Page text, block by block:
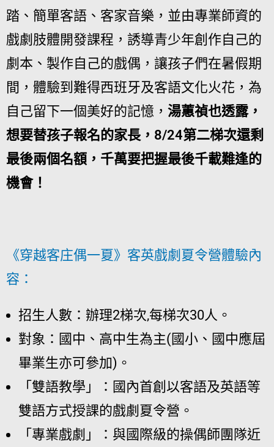
踏、簡單客語、客家音樂，並由專業師資的
戲劇肢體開發課程，誘導青少年創作自己的
劇本、製作自己的戲偶，讓孩子們在暑假期
間，體驗到難得西班牙及客語文化火花，為
自己留下一個美好的記憶， 湯蕙禎也透露，
想要替孩子報名的家長，8/24第二梯次還剩
最後兩個名額，千萬要把握最後千載難逢的
機會！
《穿越客庄偶一夏》客英戲劇夏令營體驗內
容：
招生人數：辦理2梯次,每梯次30人。
對象：國中、高中生為主(國小、國中應屆
畢業生亦可參加)。
「雙語教學」：國內首創以客語及英語等
雙語方式授課的戲劇夏令營。
「專業戲劇」：與國際級的操偶師團隊近